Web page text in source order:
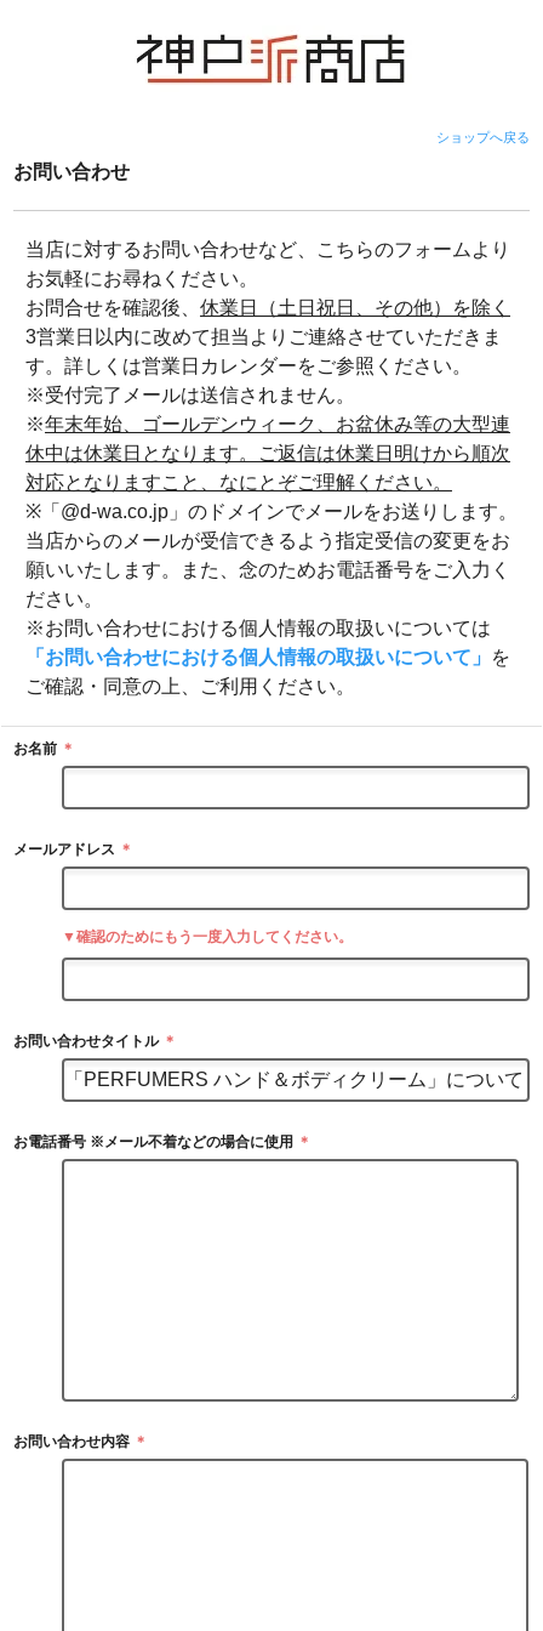
ショップへ戻る
お問い合わせ
当店に対するお問い合わせなど、こちらのフォームより
お気軽にお尋ねください。
お問合せを確認後、 休業日（土日祝日、その他）を除く
3営業日以内に改めて担当よりご連絡させていただきま
す。詳しくは営業日カレンダーをご参照ください。
※受付完了メールは送信されません。
※年末年始、ゴールデンウィーク、お盆休み等の大型連
休中は休業日となります。ご返信は休業日明けから順次
対応となりますこと、なにとぞご理解ください。
※「@d-wa.co.jp」のドメインでメールをお送りします。
当店からのメールが受信できるよう指定受信の変更をお
願いいたします。また、念のためお電話番号をご入力く
ださい。
※お問い合わせにおける個人情報の取扱いについては
「お問い合わせにおける個人情報の取扱いについて」 を
ご確認・同意の上、ご利用ください。
お名前 ＊
メールアドレス ＊
▼確認のためにもう一度入力してください。
お問い合わせタイトル ＊
お電話番号 ※メール不着などの場合に使用 ＊
お問い合わせ内容 ＊